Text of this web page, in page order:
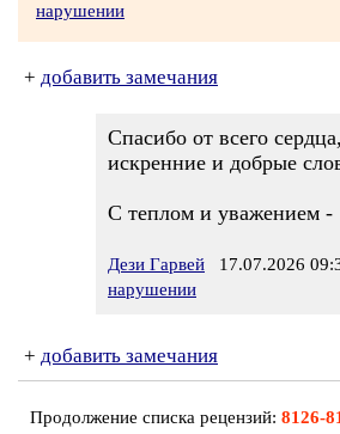
нарушении
+ добавить замечания
Спасибо от всего
искренние и добрые
С теплом и уважением -
Дези Гарвей 17.07.2026
нарушении
+ добавить замечания
Продолжение списка рецензий: 8126-